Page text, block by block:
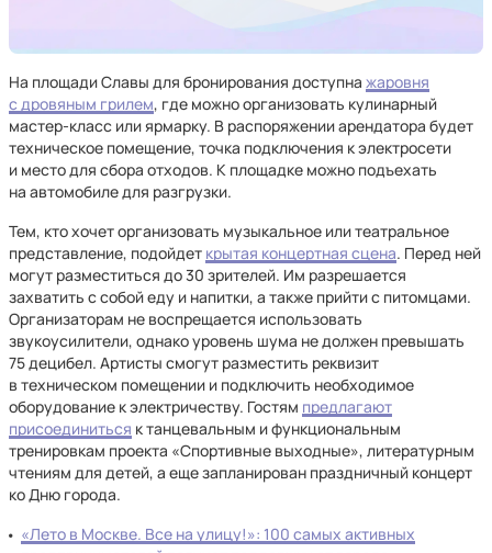
На площади Славы для бронирования доступна жаровня
с дровяным грилем, где можно организовать кулинарный
мастер-класс или ярмарку. В распоряжении арендатора будет
техническое помещение, точка подключения к электросети
и место для сбора отходов. К площадке можно подъехать
на автомобиле для разгрузки.
Тем, кто хочет организовать музыкальное или театральное
представление, подойдет крытая концертная сцена. Перед ней
могут разместиться до 30 зрителей. Им разрешается
захватить с собой еду и напитки, а также прийти с питомцами.
Организаторам не воспрещается использовать
звукоусилители, однако уровень шума не должен превышать
75 децибел. Артисты смогут разместить реквизит
в техническом помещении и подключить необходимое
оборудование к электричеству. Гостям предлагают
присоединиться к танцевальным и функциональным
тренировкам проекта «Спортивные выходные», литературным
чтениям для детей, а еще запланирован праздничный концерт
ко Дню города.
«Лето в Москве. Все на улицу!»: 100 самых активных